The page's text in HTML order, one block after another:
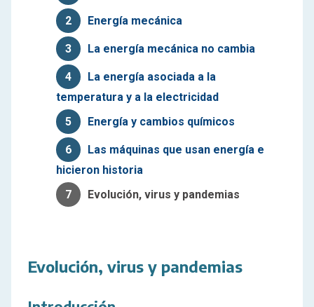
2 Energía mecánica
3 La energía mecánica no cambia
4
La energía asociada a la
temperatura y a la electricidad
5
Energía y cambios químicos
6
Las máquinas que usan energía e
hicieron historia
7
Evolución, virus y pandemias
Evolución, virus y pandemias